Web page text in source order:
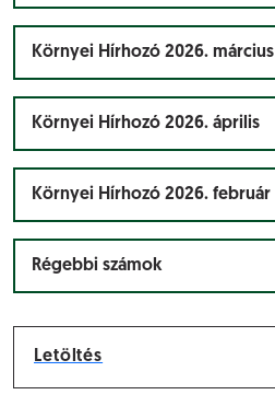
Környei Hírhozó 2026. március
Környei Hírhozó 2026. április
Környei Hírhozó 2026. február
Régebbi számok
Letöltés